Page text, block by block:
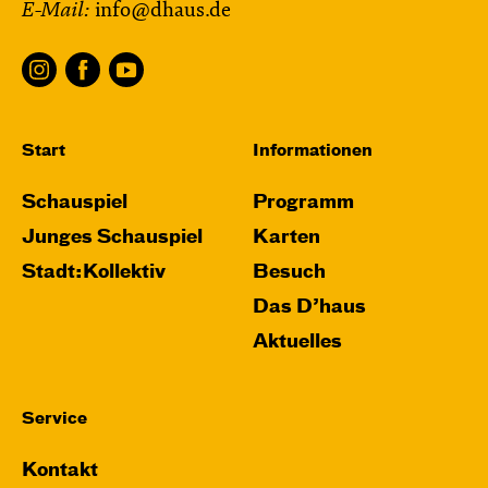
JUNGES SCHAUSPIEL
Wolf
Ein Stück über Mut und Freundschaft
Central 1
Menschen
Mit künstlerischer Audiodeskription
E-Mail: info@dhaus.de
Start
Schauspiel
Junges Schauspiel
Stadt:Kollektiv
Informationen
Programm
Karten
Besuch
Das D’haus
Aktuelles
Service
Kontakt